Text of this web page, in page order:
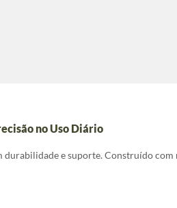
no Uso Diário
durabilidade e suporte. Construído